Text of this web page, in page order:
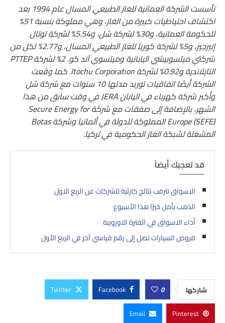
تأسست الشركة العمانية للغاز الطبيعي المسال عام 1994 بعد
اكتشاف احتياطيات كبيرة من الغاز، وهي مملوكة بنسبة 51%
للحكومة العمانية، و30% لشركة شل، و5.54% لشركة توتال
إنيرجيز، و5% لشركة كوريا للغاز الطبيعي المسال، و2.77% لكل من
شركتي ميتسوبيشي اليابانية وميتسوي آند كو. 2% لشركة PTTEP
التايلاندية و0.92% لشركة Itochu Corporation. كما وقعت
الشركة أيضًا اتفاقيات توريد مدتها 10 سنوات مع شركة شل
وأكبر شركة كهرباء في اليابان JERA في وقت سابق من هذا
الشهر، بالإضافة إلى صفقات مع شركة Secure Energy for
Europe (SEFE) المملوكة للدولة في ألمانيا وشركة Botas
المشغلة لشبكة الغاز الحكومية في تركيا.
قد تعجبك أيضاً
الاسواق تترقب نتائج كارثية للشركات عن الربع الاول
الذهب يأمل خيرًا هذا الأسبوع
أداء الاسواق في الفترة الاوروبية
قروض السيارات تصل إلى رقم قياسي آخر في الربع الأول
شاركها 0
Facebook
Twitter
Pinterest
Email